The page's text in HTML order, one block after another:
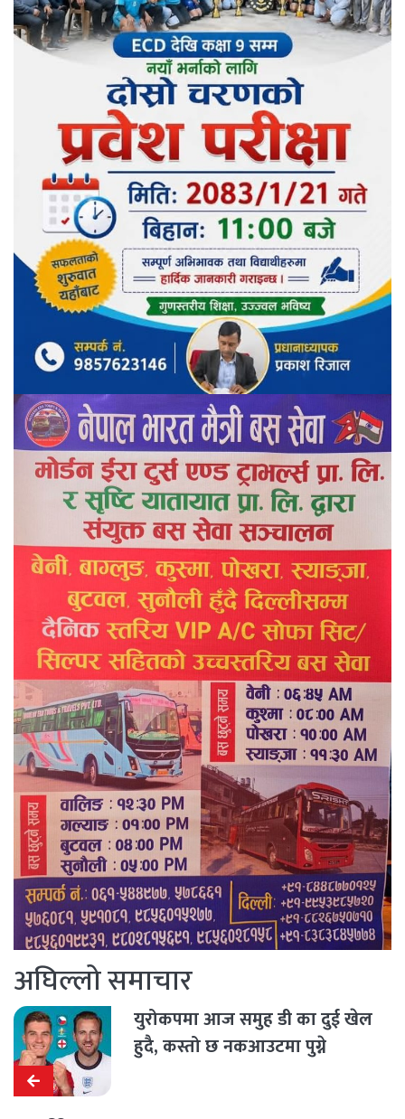
अघिल्लो समाचार
युरोकपमा आज समुह डी का दुई खेल
हुदै, कस्तो छ नकआउटमा पुग्ने